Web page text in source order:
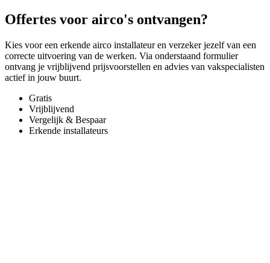
Offertes voor airco's ontvangen?
Kies voor een erkende airco installateur en verzeker jezelf van een
correcte uitvoering van de werken. Via onderstaand formulier
ontvang je vrijblijvend prijsvoorstellen en advies van vakspecialisten
actief in jouw buurt.
Gratis
Vrijblijvend
Vergelijk & Bespaar
Erkende installateurs